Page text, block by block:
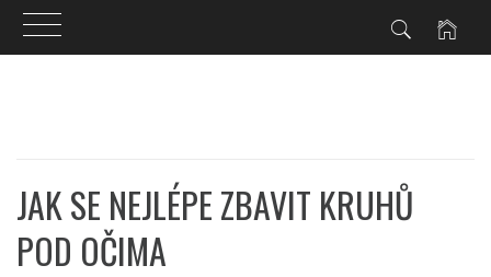
JAK SE NEJLÉPE ZBAVIT KRUHŮ
POD OČIMA